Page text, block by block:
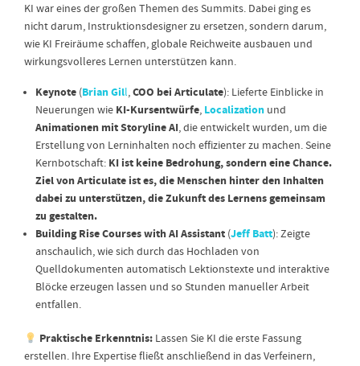
KI war eines der großen Themen des Summits. Dabei ging es
nicht darum, Instruktionsdesigner zu ersetzen, sondern darum,
wie KI Freiräume schaffen, globale Reichweite ausbauen und
wirkungsvolleres Lernen unterstützen kann.
Keynote (Brian Gill,COO bei Articulate): Lieferte Einblicke in
Neuerungen wie KI-Kursentwürfe, Localization und
Animationen mit Storyline AI, die entwickelt wurden, um die
Erstellung von Lerninhalten noch effizienter zu machen. Seine
Kernbotschaft: KI ist keine Bedrohung, sondern eine Chance.
Ziel von Articulate ist es, die Menschen hinter den Inhalten
dabei zu unterstützen, die Zukunft des Lernens gemeinsam
zu gestalten.
Building Rise Courses with AI Assistant (Jeff Batt): Zeigte
anschaulich, wie sich durch das Hochladen von
Quelldokumenten automatisch Lektionstexte und interaktive
Blöcke erzeugen lassen und so Stunden manueller Arbeit
entfallen.
Praktische Erkenntnis:Lassen Sie KI die erste Fassung
erstellen. Ihre Expertise fließt anschließend in das Verfeinern,